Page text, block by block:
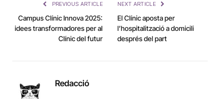
PREVIOUS ARTICLE
Campus Clínic Innova 2025:
idees transformadores per al
Clínic del futur
NEXT ARTICLE
El Clínic aposta per
l’hospitalització a domicili
després del part
Redacció